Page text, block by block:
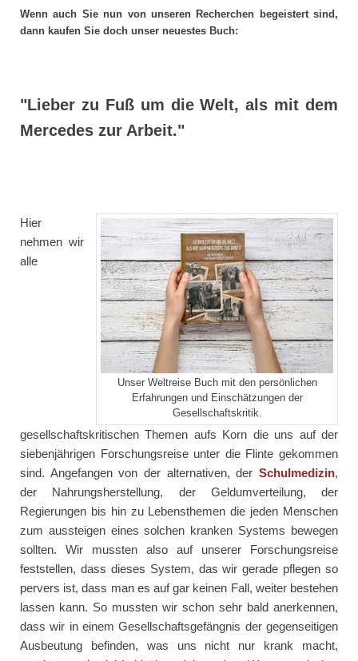
Wenn auch Sie nun von unseren Recherchen begeistert sind,
dann kaufen Sie doch unser neuestes Buch:
"Lieber zu Fuß um die Welt, als mit dem
Mercedes zur Arbeit."
Unser Weltreise Buch mit den persönlichen
Erfahrungen und Einschätzungen der
Gesellschaftskritik.
Hier
nehmen wir
alle
gesellschaftskritischen Themen aufs Korn die uns auf der
siebenjährigen Forschungsreise unter die Flinte gekommen
sind. Angefangen von der alternativen, der Schulmedizin,
der Nahrungsherstellung, der Geldumverteilung, der
Regierungen bis hin zu Lebensthemen die jeden Menschen
zum aussteigen eines solchen kranken Systems bewegen
sollten. Wir mussten also auf unserer Forschungsreise
feststellen, dass dieses System, das wir gerade pflegen so
pervers ist, dass man es auf gar keinen Fall, weiter bestehen
lassen kann. So mussten wir schon sehr bald anerkennen,
dass wir in einem Gesellschaftsgefängnis der gegenseitigen
Ausbeutung befinden, was uns nicht nur krank macht,